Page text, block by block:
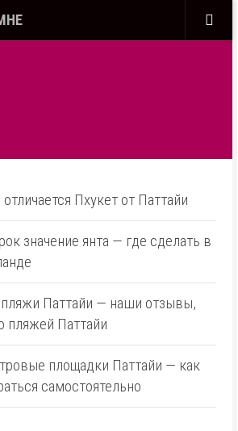
Пхукет от Паттайи
значение янта — где сделать в
Паттайи — наши отзывы,
пляжей Паттайи
площадки Паттайи — как
самостоятельно